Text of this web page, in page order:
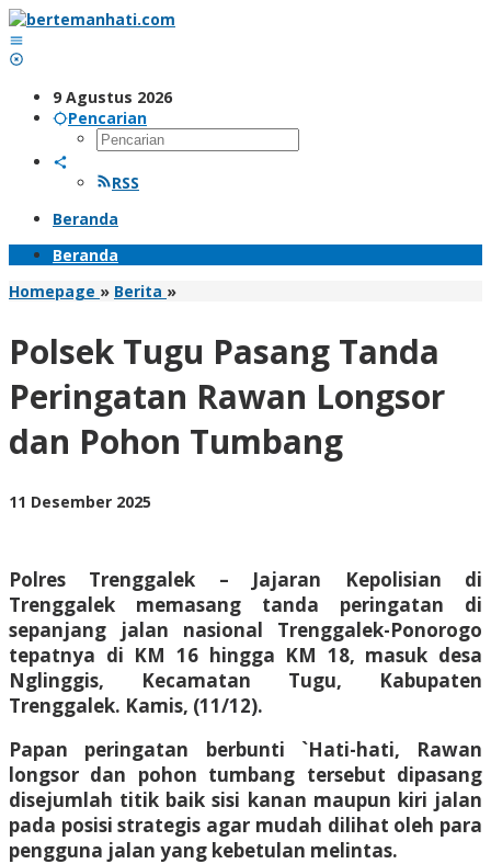
Lewati
ke
konten
9 Agustus 2026
Pencarian
RSS
Beranda
Beranda
Homepage » Berita »Polsek
Tanda
Peringatan
Rawan
Longsor
dan
Pohon
Polsek Tugu Pasang Tanda
Peringatan Rawan Longsor
dan Pohon Tumbang
11 Desember 2025
Polres Trenggalek – Jajaran Kepolisian di
Trenggalek memasang tanda peringatan di
sepanjang jalan nasional Trenggalek-Ponorogo
tepatnya di KM 16 hingga KM 18, masuk desa
Nglinggis, Kecamatan Tugu, Kabupaten
Trenggalek. Kamis, (11/12).
Papan peringatan berbunti `Hati-hati, Rawan
longsor dan pohon tumbang tersebut dipasang
disejumlah titik baik sisi kanan maupun kiri jalan
pada posisi strategis agar mudah dilihat oleh para
pengguna jalan yang kebetulan melintas.